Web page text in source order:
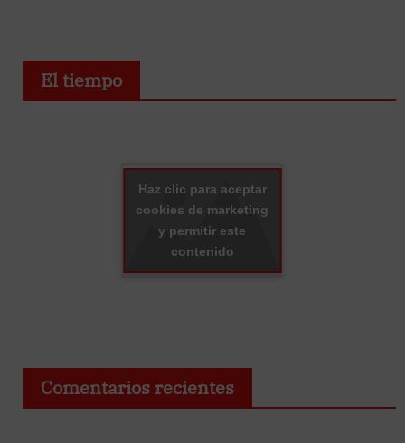
El tiempo
Haz clic para aceptar
cookies de marketing
y permitir este
contenido
Comentarios recientes